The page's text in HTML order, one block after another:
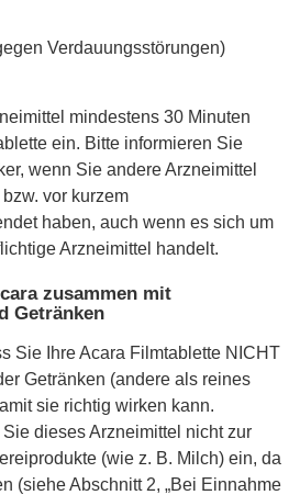
Verdauungsstörungen)
mindestens 30 Minuten
ein. Bitte informieren Sie
wenn Sie andere Arzneimittel
vor kurzem
haben, auch wenn es sich um
Arzneimittel handelt.
zusammen mit
Getränken
Sie Ihre Acara Filmtablette NICHT
Getränken (andere als reines
sie richtig wirken kann.
dieses Arzneimittel nicht zur
(wie z. B. Milch) ein, da
(siehe Abschnitt 2, „Bei Einnahme